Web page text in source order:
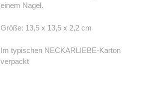
einem Nagel.
Größe: 13,5 x 13,5 x 2,2 cm
Im typischen NECKARLIEBE-Karton
verpackt